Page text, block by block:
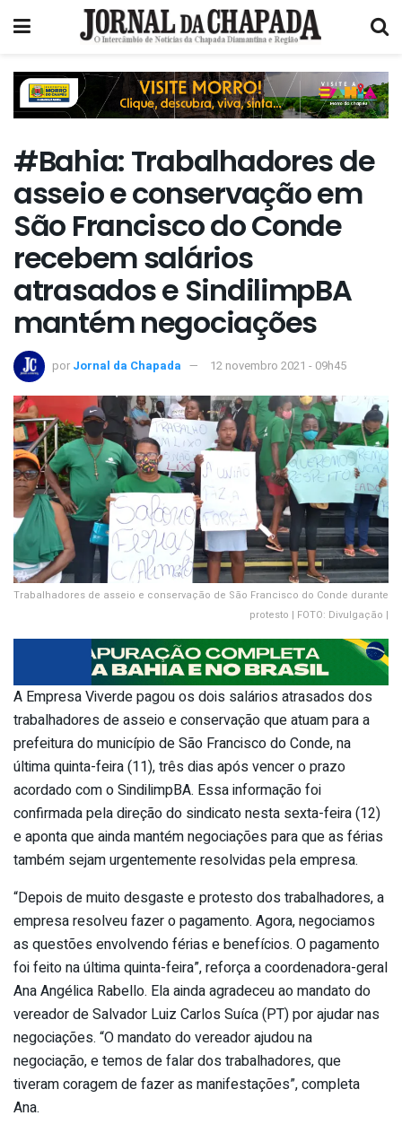
#Bahia: Trabalhadores de
asseio e conservação em
São Francisco do Conde
recebem salários
atrasados e SindilimpBA
mantém negociações
por Jornal da Chapada 12 novembro 2021 - 09h45
Trabalhadores de asseio e conservação de São Francisco do Conde durante
protesto | FOTO: Divulgação |
A Empresa Viverde pagou os dois salários atrasados dos
trabalhadores de asseio e conservação que atuam para a
prefeitura do município de São Francisco do Conde, na
última quinta-feira (11), três dias após vencer o prazo
acordado com o SindilimpBA. Essa informação foi
confirmada pela direção do sindicato nesta sexta-feira (12)
e aponta que ainda mantém negociações para que as férias
também sejam urgentemente resolvidas pela empresa.
“Depois de muito desgaste e protesto dos trabalhadores, a
empresa resolveu fazer o pagamento. Agora, negociamos
as questões envolvendo férias e benefícios. O pagamento
foi feito na última quinta-feira”, reforça a coordenadora-geral
Ana Angélica Rabello. Ela ainda agradeceu ao mandato do
vereador de Salvador Luiz Carlos Suíca (PT) por ajudar nas
negociações. “O mandato do vereador ajudou na
negociação, e temos de falar dos trabalhadores, que
tiveram coragem de fazer as manifestações”, completa
Ana.